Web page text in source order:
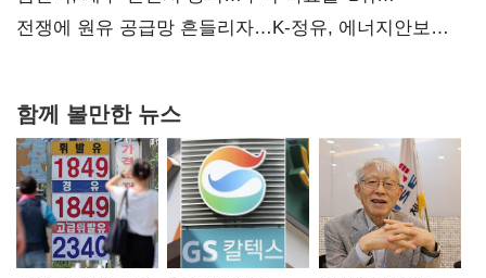
탈환'(종합)
전쟁에 원유 공급망 흔들리자…K-정유, 에너지안보
함께 볼만한 뉴스